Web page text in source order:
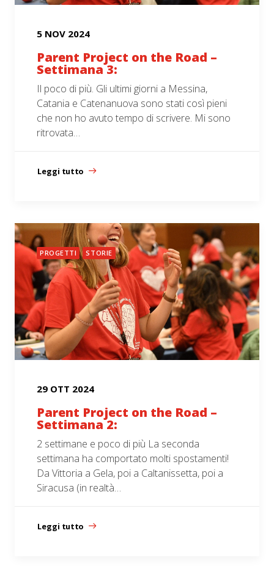
5 NOV 2024
Parent Project on the Road –
Settimana 3:
Il poco di più. Gli ultimi giorni a Messina,
Catania e Catenanuova sono stati così pieni
che non ho avuto tempo di scrivere. Mi sono
ritrovata…
Leggi tutto
PROGETTI STORIE
29 OTT 2024
Parent Project on the Road –
Settimana 2:
2 settimane e poco di più La seconda
settimana ha comportato molti spostamenti!
Da Vittoria a Gela, poi a Caltanissetta, poi a
Siracusa (in realtà…
Leggi tutto